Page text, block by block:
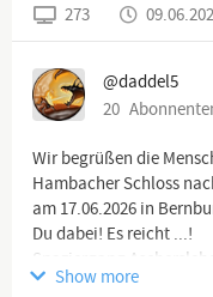
273
@daddel5
20
Wir begrüßen die
Hambacher Schloss
am 17.06.2026 in
Du dabei! Es reicht ...!
Spaziergang
#Aschersleben
Show more